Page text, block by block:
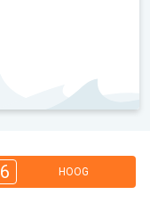
6 HOOG